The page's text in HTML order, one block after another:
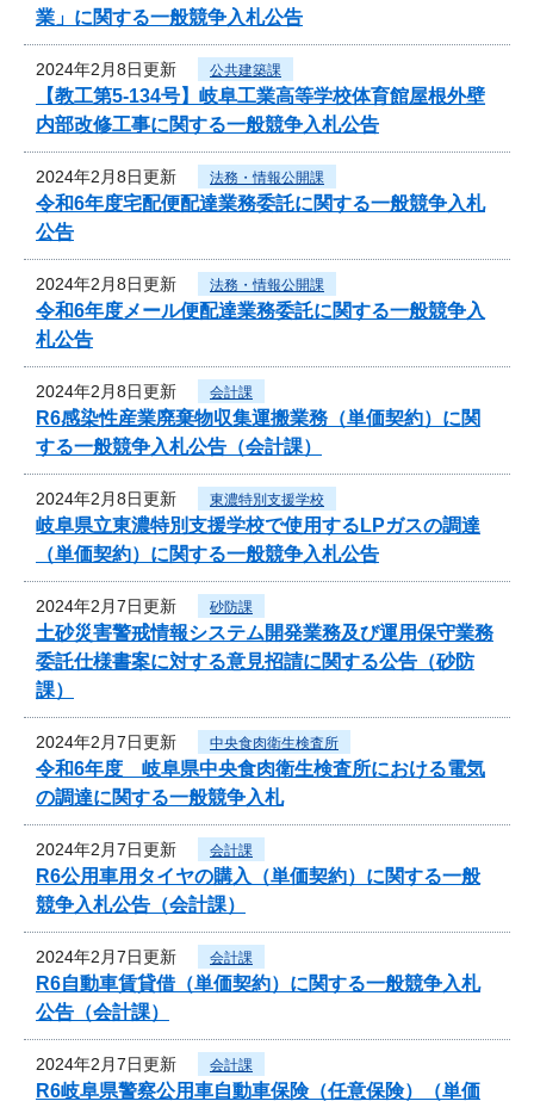
業」に関する一般競争入札公告
2024年2月8日更新 公共建築課
【教工第5-134号】岐阜工業高等学校体育館屋根外壁
内部改修工事に関する一般競争入札公告
2024年2月8日更新 法務・情報公開課
令和6年度宅配便配達業務委託に関する一般競争入札
公告
2024年2月8日更新 法務・情報公開課
令和6年度メール便配達業務委託に関する一般競争入
札公告
2024年2月8日更新 会計課
R6感染性産業廃棄物収集運搬業務（単価契約）に関
する一般競争入札公告（会計課）
2024年2月8日更新 東濃特別支援学校
岐阜県立東濃特別支援学校で使用するLPガスの調達
（単価契約）に関する一般競争入札公告
2024年2月7日更新 砂防課
土砂災害警戒情報システム開発業務及び運用保守業務
委託仕様書案に対する意見招請に関する公告（砂防
課）
2024年2月7日更新 中央食肉衛生検査所
令和6年度 岐阜県中央食肉衛生検査所における電気
の調達に関する一般競争入札
2024年2月7日更新 会計課
R6公用車用タイヤの購入（単価契約）に関する一般
競争入札公告（会計課）
2024年2月7日更新 会計課
R6自動車賃貸借（単価契約）に関する一般競争入札
公告（会計課）
2024年2月7日更新 会計課
R6岐阜県警察公用車自動車保険（任意保険）（単価